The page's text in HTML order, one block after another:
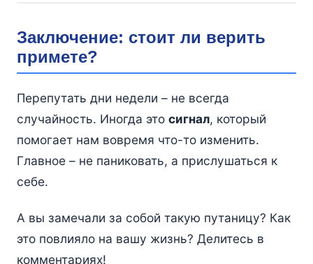
Заключение: стоит ли верить
примете?
Перепутать дни недели – не всегда
случайность. Иногда это сигнал, который
помогает нам вовремя что-то изменить.
Главное – не паниковать, а прислушаться к
себе.
А вы замечали за собой такую путаницу? Как
это повлияло на вашу жизнь? Делитесь в
комментариях!